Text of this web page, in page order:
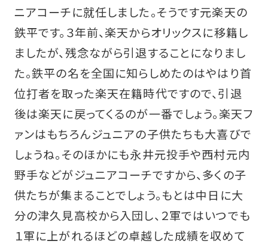
ニアコーチに就任しました。そうです元楽天の
鉄平です。３年前、楽天からオリックスに移籍し
ましたが、残念ながら引退することになりまし
た。鉄平の名を全国に知らしめたのはやはり首
位打者を取った楽天在籍時代ですので、引退
後は楽天に戻ってくるのが一番でしょう。楽天フ
ァンはもちろんジュニアの子供たちも大喜びで
しょうね。そのほかにも永井元投手や西村元内
野手などがジュニアコーチですから、多くの子
供たちが集まることでしょう。もとは中日に大
分の津久見高校から入団し、２軍ではいつでも
１軍に上がれるほどの卓越した成績を収めて